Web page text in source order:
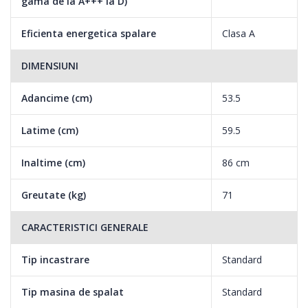
Energy Saver (Economie de energie)
Optiunea Energy Saver, disponibila cu ciclurile Bumbac, Sintetice
si Jeans permite o economie de energie de pana la 70%
(comparat cu ciclul bumbac la 30°), datorita optimizarii
consumului de apa si unei eficiente mai bune a actiunii mecanice
a cosului pentru rufe.
Eficienta energetica spalare Clasa A
DIMENSIUNI
Adancime (cm) 53.5
Latime (cm) 59.5
Inaltime (cm) 86 cm
Greutate (kg) 71
CARACTERISTICI GENERALE
Tip incastrare Standard
Tip masina de spalat Standard